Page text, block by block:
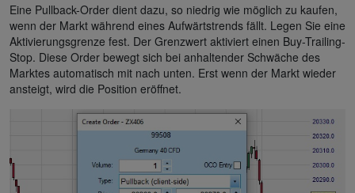
Eine Pullback-Order dient dazu, so niedrig wie möglich zu kaufen,
wenn der Markt während eines Aufwärtstrends fällt. Legen Sie eine
Aktivierungsgrenze fest. Der Grenzwert aktiviert einen Buy-Trailing-
Stop. Diese Order bewegt sich bei anhaltender Schwäche des
Marktes automatisch mit nach unten. Erst wenn der Markt wieder
ansteigt, wird die Position eröffnet.